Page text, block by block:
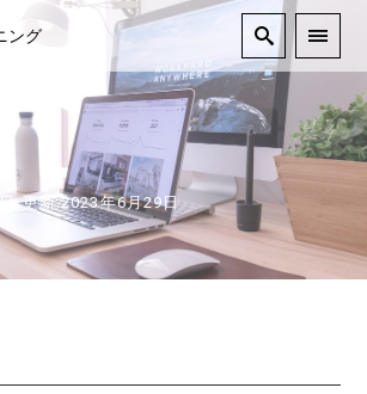
ング
更新:2023年6月29日